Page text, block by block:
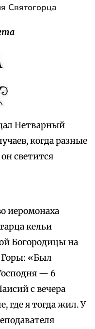
Святогорца
Нетварный
когда разные
светится
иеромонаха
кельи
Богородицы на
Горы: «Был
— 6
с вечера
где я тогда жил. У